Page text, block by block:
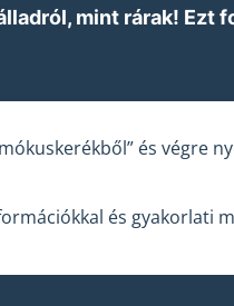
mint rárak! Ezt
és végre
és gyakorlati